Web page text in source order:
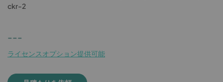
ckr-2
---
ライセンスオプション提供可能